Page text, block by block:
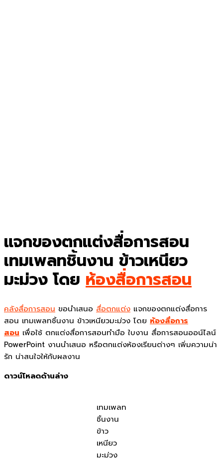
แจกของตกแต่งสื่อการสอน
เทมเพลทชิ้นงาน ข้าวเหนียว
มะม่วง โดย ห้องสื่อการสอน
คลังสื่อการสอน ขอนำเสนอ สื่อตกแต่ง แจกของตกแต่งสื่อการ
สอน เทมเพลทชิ้นงาน ข้าวเหนียวมะม่วง โดย ห้องสื่อการ
สอน เพื่อใช้ ตกแต่งสื่อการสอนทำมือ ใบงาน สื่อการสอนออน์ไลน์
PowerPoint งานนำเสนอ หรือตกแต่งห้องเรียนต่างๆ เพิ่มความน่า
รัก น่าสนใจให้กับผลงาน
ดาวน์โหลดด้านล่าง
เทมเพลท
ชิ้นงาน
ข้าว
เหนียว
มะม่วง